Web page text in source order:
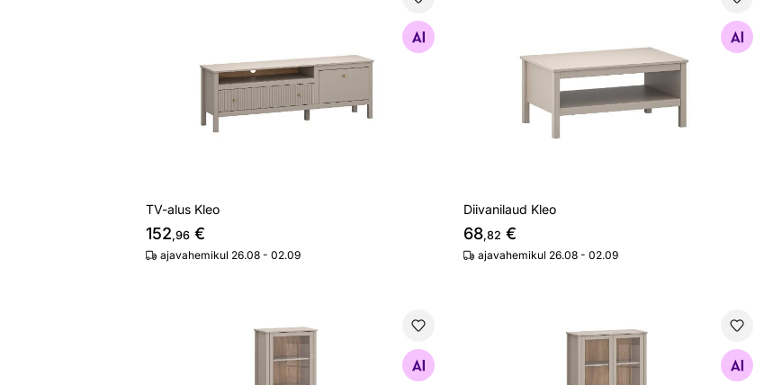
TV-alus Kleo
152,96 €
ajavahemikul 26.08 - 02.09
Diivanilaud Kleo
68,82 €
ajavahemikul 26.08 - 02.09
Vitriinkapp Kleo